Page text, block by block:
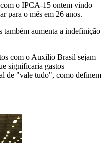
o IPCA-15 ontem vindo
para o mês em 26 anos.
também aumenta a indefinição
com o Auxilio Brasil sejam
significaria gastos
de "vale tudo", como definem